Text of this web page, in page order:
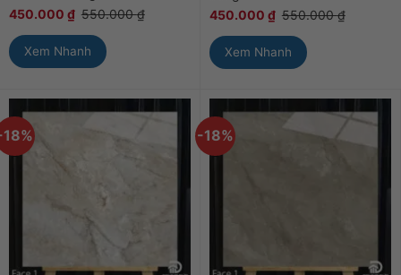
450.000 ₫ 550.000₫
Xem Nhanh
450.000 ₫ 550.000₫
Xem Nhanh
-18%